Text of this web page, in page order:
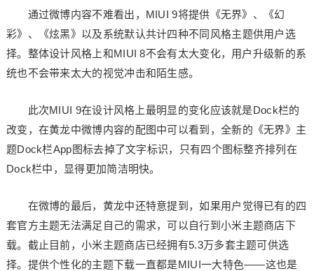
通过微博内容不难看出，MIUI 9将提供《无界》、《幻
彩》、《炫黑》以及系统默认共计四种不同风格主题供用户选
择。整体设计风格上和MIUI 8不会有太大变化，用户升级新的系
统也不会带来太大的视觉冲击和陌生感。
此次MIUI 9在设计风格上最明显的变化应该就是Dock栏的
改变，在黄龙中微博内容的配图中可以看到，全新的《无界》主
题Dock栏App图标去掉了文字标识，只有四个图标整齐排列在
Dock栏中，显得更加简洁明快。
在微博的最后，黄龙中还特意提到，如果用户觉得已有的四
套官方主题无法满足自己的需求，可以自行到小米主题商店下
载。截止目前，小米主题商店已经拥有5.3万多套主题可供选
择。提供个性化的主题下载一直都是MIUI一大特色——这也是